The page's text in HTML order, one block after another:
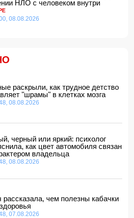
в море 16-летнего юноши
Ивановку в Харьковской
на 9 августа
Ильхаму Алиеву
фигуру для повторения
НЛО с человеком внутри
08.08.2026
раскрыли, как трудное детство
"шрамы" в клетках мозга
08.08.2026
черный или яркий: психолог
как цвет автомобиля связан
владельца
08.08.2026
рассказала, чем полезны кабачки
07.08.2026